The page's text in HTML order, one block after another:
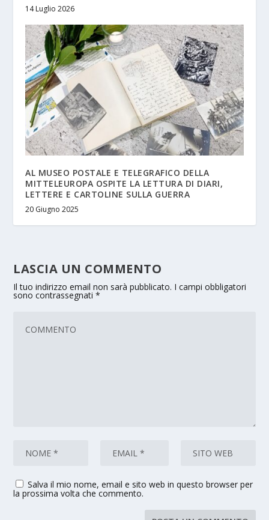
14 Luglio 2026
AL MUSEO POSTALE E TELEGRAFICO DELLA
MITTELEUROPA OSPITE LA LETTURA DI DIARI,
LETTERE E CARTOLINE SULLA GUERRA
20 Giugno 2025
LASCIA UN COMMENTO
Il tuo indirizzo email non sarà pubblicato. I campi obbligatori
sono contrassegnati*
Salva il mio nome, email e sito web in questo browser per
la prossima volta che commento.